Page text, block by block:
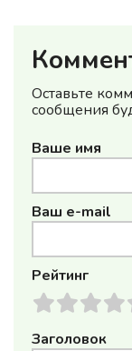
Оставьте
сообщения
Ваше имя
Ваш e-mail
Рейтинг
Заголовок